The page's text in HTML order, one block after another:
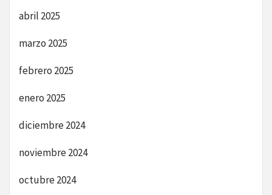
abril 2025
marzo 2025
febrero 2025
enero 2025
diciembre 2024
noviembre 2024
octubre 2024